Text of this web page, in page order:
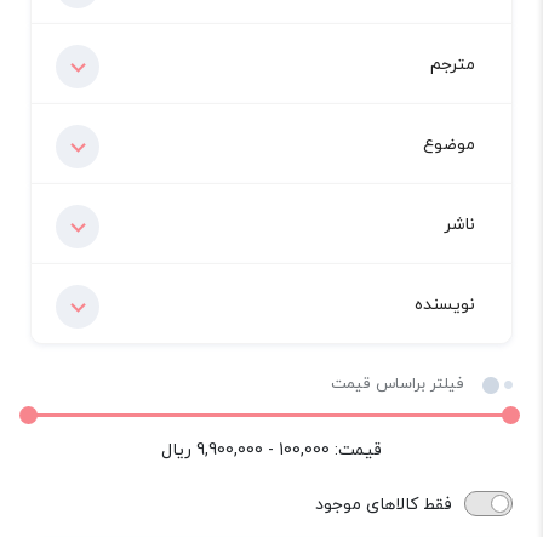
مترجم
موضوع
ناشر
نویسنده
فیلتر براساس قیمت
قیمت: 100,000 - 9,900,000
ریال
فقط کالاهای موجود